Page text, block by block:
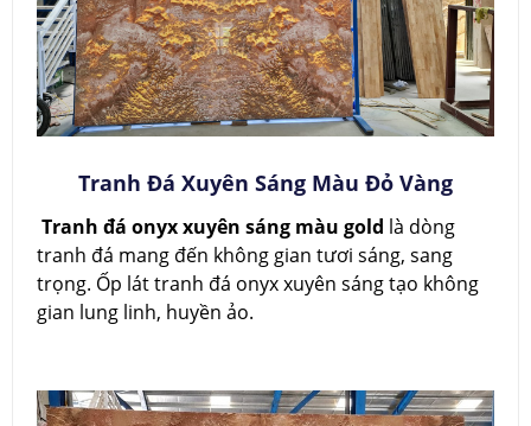
Tranh Đá Xuyên Sáng Màu Đỏ Vàng
Tranh đá onyx xuyên sáng màu gold là dòng
tranh đá mang đến không gian tươi sáng, sang
trọng. Ốp lát tranh đá onyx xuyên sáng tạo không
gian lung linh, huyền ảo.